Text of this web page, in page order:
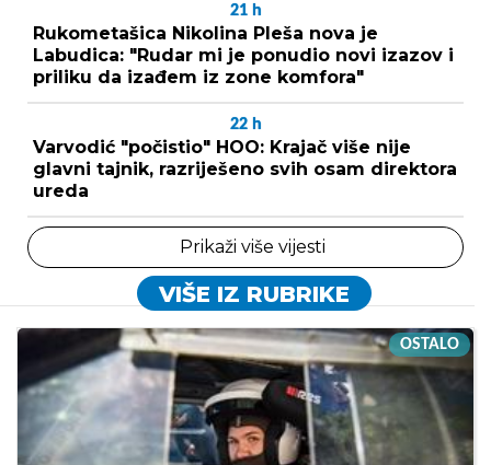
21 h
Rukometašica Nikolina Pleša nova je
Labudica: "Rudar mi je ponudio novi izazov i
priliku da izađem iz zone komfora"
22 h
Varvodić "počistio" HOO: Krajač više nije
glavni tajnik, razriješeno svih osam direktora
ureda
Prikaži više vijesti
VIŠE IZ RUBRIKE
OSTALO